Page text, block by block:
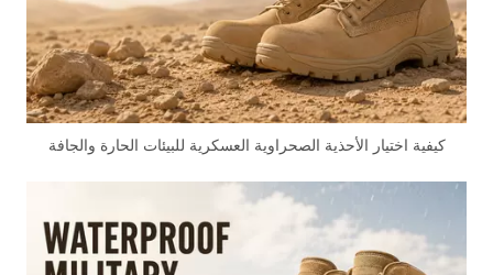
كيفية اختيار الأحذية الصحراوية العسكرية للبيئات الحارة والجافة